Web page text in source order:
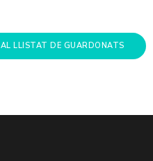
LLISTAT DE GUARDONATS